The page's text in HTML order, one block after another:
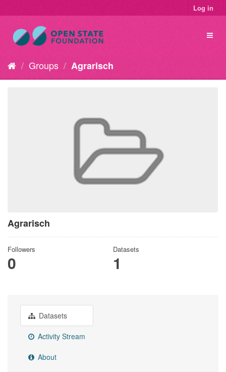
Log in
Groups Agrarisch
Agrarisch
Followers
0
Datasets
1
Datasets
Activity Stream
About